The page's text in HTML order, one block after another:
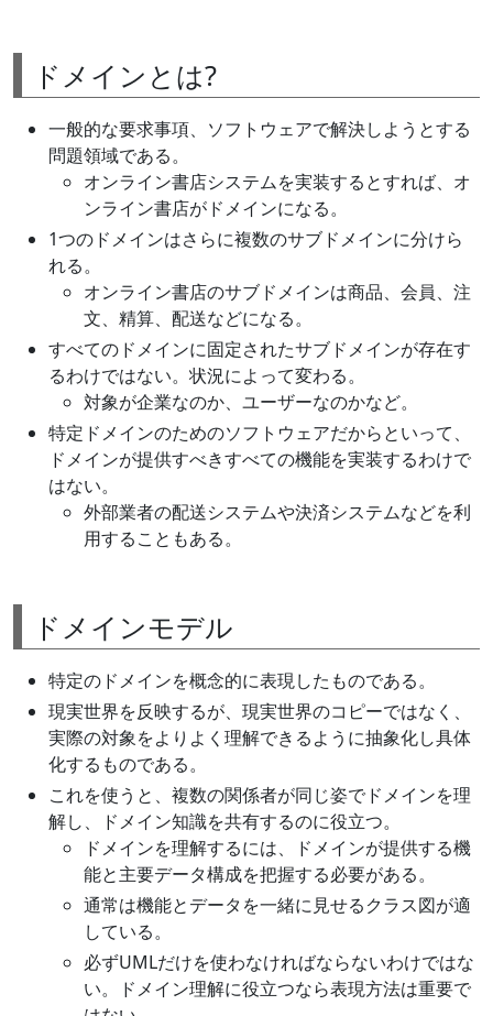
ドメインとは?
一般的な要求事項、ソフトウェアで解決しようとする
問題領域である。
オンライン書店システムを実装するとすれば、オ
ンライン書店がドメインになる。
1つのドメインはさらに複数のサブドメインに分けら
れる。
オンライン書店のサブドメインは商品、会員、注
文、精算、配送などになる。
すべてのドメインに固定されたサブドメインが存在す
るわけではない。状況によって変わる。
対象が企業なのか、ユーザーなのかなど。
特定ドメインのためのソフトウェアだからといって、
ドメインが提供すべきすべての機能を実装するわけで
はない。
外部業者の配送システムや決済システムなどを利
用することもある。
ドメインモデル
特定のドメインを概念的に表現したものである。
現実世界を反映するが、現実世界のコピーではなく、
実際の対象をよりよく理解できるように抽象化し具体
化するものである。
これを使うと、複数の関係者が同じ姿でドメインを理
解し、ドメイン知識を共有するのに役立つ。
ドメインを理解するには、ドメインが提供する機
能と主要データ構成を把握する必要がある。
通常は機能とデータを一緒に見せるクラス図が適
している。
必ずUMLだけを使わなければならないわけではな
い。ドメイン理解に役立つなら表現方法は重要で